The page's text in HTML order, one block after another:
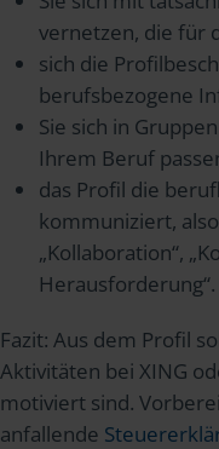
vernetzen, die für
sich die
berufsbezogene
Sie sich in
Ihrem Beruf
das Profil die
kommuniziert,
„Kollaboration“,
Herausforderung“.
Fazit: Aus dem Profil
Aktivitäten bei XING
motiviert sind.
anfallende